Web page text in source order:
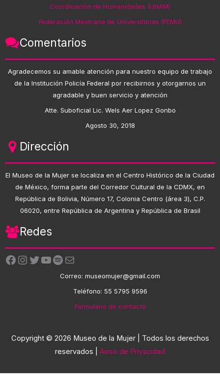
Coordinación de Humanidades (UNAM)
Federación Mexicana de Universitarias (FEMU)
Comentarios
Agradecemos su amable atención para nuestro equipo de trabajo
de la Institución Policía Federal por recibirnos y otorgarnos un
agradable y buen servicio y atención
Atte. Suboficial Lic. Wels Aer Lopez Gonbo
Agosto 30, 2018
Dirección
El Museo de la Mujer se localiza en el Centro Histórico de la Ciudad
de México, forma parte del Corredor Cultural de la CDMX, en
República de Bolivia, Número 17, Colonia Centro (área 3), C.P.
06020, entre República de Argentina y República de Brasil
Redes
Facebook
Instagram
Twitter
YouTube
Spotify
Correo electrónico
Correo: museomujer@gmail.com
Teléfono: 55 5795 9596
Formulario de contacto
Copyright © 2026 Museo de la Mujer | Todos los derechos
reservados | Aviso de Privacidad